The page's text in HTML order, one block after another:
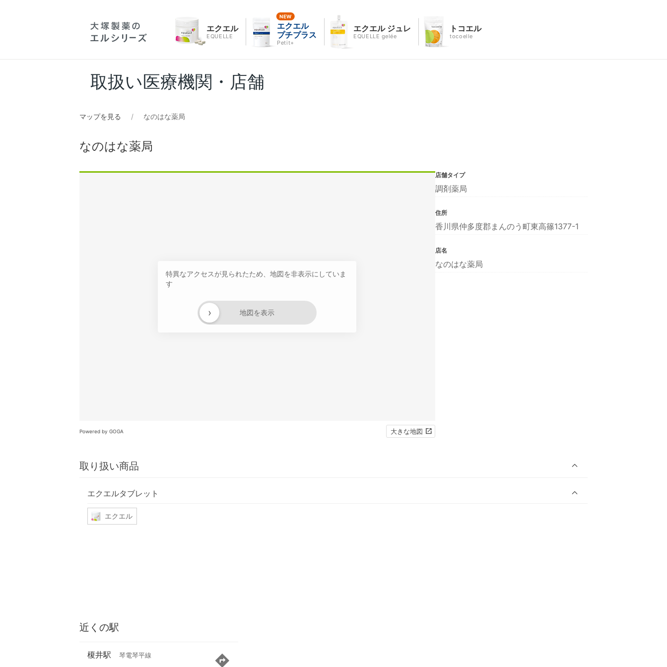
エクエル
EQUELLE
エクエル
プチプラス
Petit+
エクエル ジュレ
EQUELLE gelée
トコエル
tocoelle
取扱い医療機関・店舗
マップを見る なのはな薬局
なのはな薬局
特異なアクセスが見られたため、地図を非表示にしていま
す
地図を表示
›
Powered by GOGA 大きな地図
取り扱い商品
エクエルタブレット
エクエル
店舗タイプ
調剤薬局
住所
香川県仲多度郡まんのう町東高篠1377-1
店名
なのはな薬局
近くの駅
榎井駅 琴電琴平線